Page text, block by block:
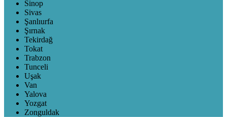
Sinop
Sivas
Şanlıurfa
Şırnak
Tekirdağ
Tokat
Trabzon
Tunceli
Uşak
Van
Yalova
Yozgat
Zonguldak